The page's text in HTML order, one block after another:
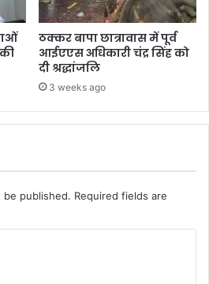
ठक्कर बापा छात्रावास में पूर्व
आईएएस अधिकारी चंद्र सिंह को
दी श्रद्धांजलि
3 weeks ago
be published. Required fields are